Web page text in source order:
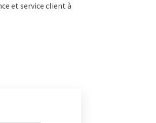
et service client à